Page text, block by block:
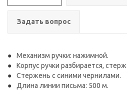
Задать вопрос
Механизм ручки: нажимной.
Корпус ручки разбирается,
Стержень с синими чернилами.
Длина линии письма: 500 м.